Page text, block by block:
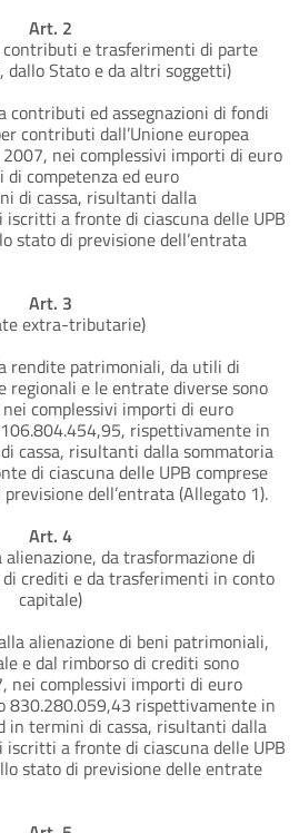
Art. 2
e trasferimenti di parte
dallo Stato e da altri soggetti)
contributi ed assegnazioni di fondi
contributi dall’Unione europea
nei complessivi importi di euro
competenza ed euro
di cassa, risultanti dalla
a fronte di ciascuna delle UPB
stato di previsione dell’entrata
Art. 3
extra-tributarie)
rendite patrimoniali, da utili di
regionali e le entrate diverse sono
complessivi importi di euro
rispettivamente in
cassa, risultanti dalla sommatoria
di ciascuna delle UPB comprese
dell’entrata (Allegato 1).
Art. 4
da trasformazione di
crediti e da trasferimenti in conto
capitale)
alienazione di beni patrimoniali,
e dal rimborso di crediti sono
nei complessivi importi di euro
830.280.059,43 rispettivamente in
in termini di cassa, risultanti dalla
a fronte di ciascuna delle UPB
stato di previsione delle entrate